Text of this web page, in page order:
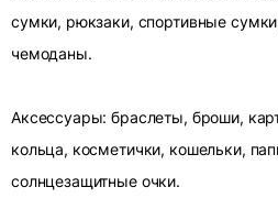
сумки, рюкзаки, спортивные
чемоданы.
Аксессуары: браслеты, броши,
кольца, косметички, кошельки,
солнцезащитные очки.